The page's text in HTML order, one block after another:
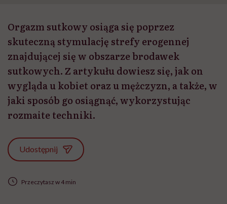
Orgazm sutkowy osiąga się poprzez
skuteczną stymulację strefy erogennej
znajdującej się w obszarze brodawek
sutkowych. Z artykułu dowiesz się, jak on
wygląda u kobiet oraz u mężczyzn, a także, w
jaki sposób go osiągnąć, wykorzystując
rozmaite techniki.
Udostępnij
Przeczytasz w 4 min